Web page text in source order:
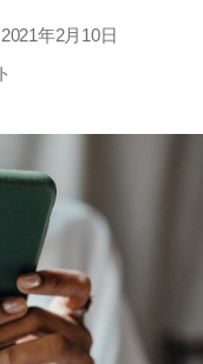
2021年2月10日